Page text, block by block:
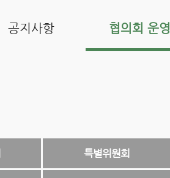
공지사항 협의회 운영
특별위원회